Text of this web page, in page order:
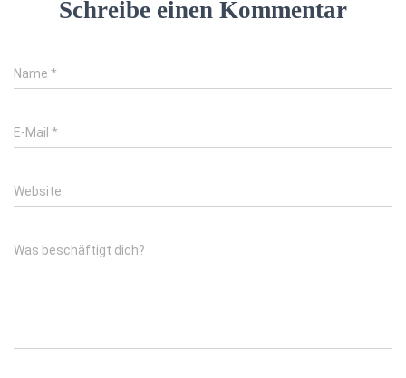
Schreibe einen Kommentar
Name *
E-Mail *
Website
Was beschäftigt dich?